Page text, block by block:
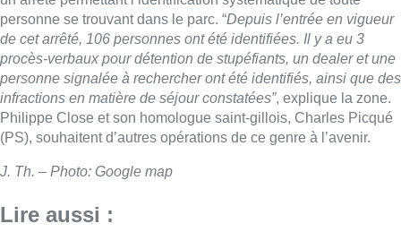
personne se trouvant dans le parc. “Depuis l’entrée en vigueur
de cet arrêté, 106 personnes ont été identifiées. Il y a eu 3
procès-verbaux pour détention de stupéfiants, un dealer et une
personne signalée à rechercher ont été identifiés, ainsi que des
infractions en matière de séjour constatées”, explique la zone.
Philippe Close et son homologue saint-gillois, Charles Picqué
(PS), souhaitent d’autres opérations de ce genre à l’avenir.
J. Th. – Photo: Google map
Lire aussi :